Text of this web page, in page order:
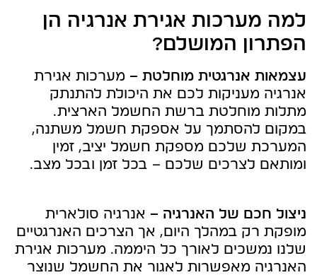
למה מערכות אגירת אנרגיה הן
הפתרון המושלם?
עצמאות אנרגטית מוחלטת – מערכות אגירת
אנרגיה מעניקות לכם את היכולת להתנתק
מתלות מוחלטת ברשת החשמל הארצית.
במקום להסתמך על אספקת חשמל משתנה,
המערכת שלכם מספקת חשמל יציב, זמין
ומותאם לצרכים שלכם – בכל זמן ובכל מצב.
ניצול חכם של האנרגיה – אנרגיה סולארית
מופקת רק במהלך היום, אך הצרכים האנרגטיים
שלנו נמשכים לאורך כל היממה. מערכות אגירת
האנרגיה מאפשרות לאגור את החשמל שנוצר